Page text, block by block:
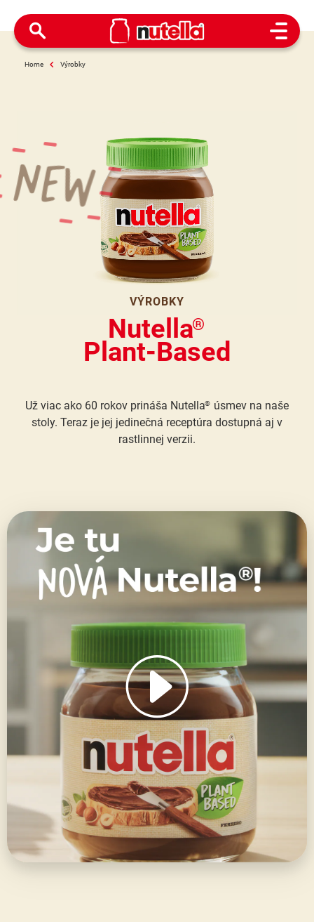
Open
Home Výrobky
VÝROBKY
Nutella®
Plant-Based
Už viac ako 60 rokov prináša Nutella® úsmev na naše
stoly. Teraz je jej jedinečná receptúra dostupná aj v
rastlinnej verzii.
new